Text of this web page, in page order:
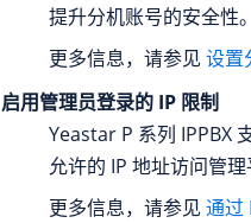
提升分机账号的安全性。
更多信息，请参见 设置
启用管理员登录的 IP 限制
Yeastar P 系列 IPPBX
允许的 IP 地址访问管理
更多信息，请参见 通过